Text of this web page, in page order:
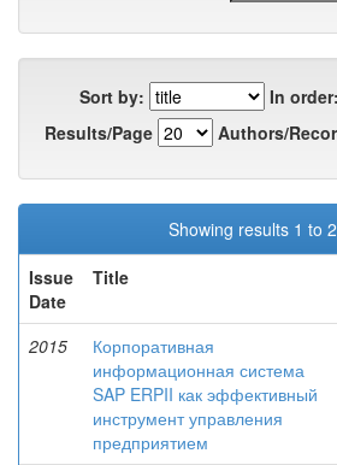
Sort by:
In order:
Results/Page
Authors/
Showing results 1 to
Issue
Date
Title
2015
Корпоративная
информационная система
SAP ERPII как эффективный
инструмент управления
предприятием